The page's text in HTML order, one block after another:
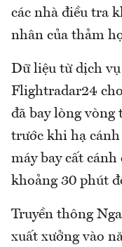
các nhà điều tra
nhân của thảm
Dữ liệu từ dịch
Flightradar24
đã bay lòng
trước khi hạ
máy bay cất
khoảng 30 phút
Truyền thông
xuất xưởng vào